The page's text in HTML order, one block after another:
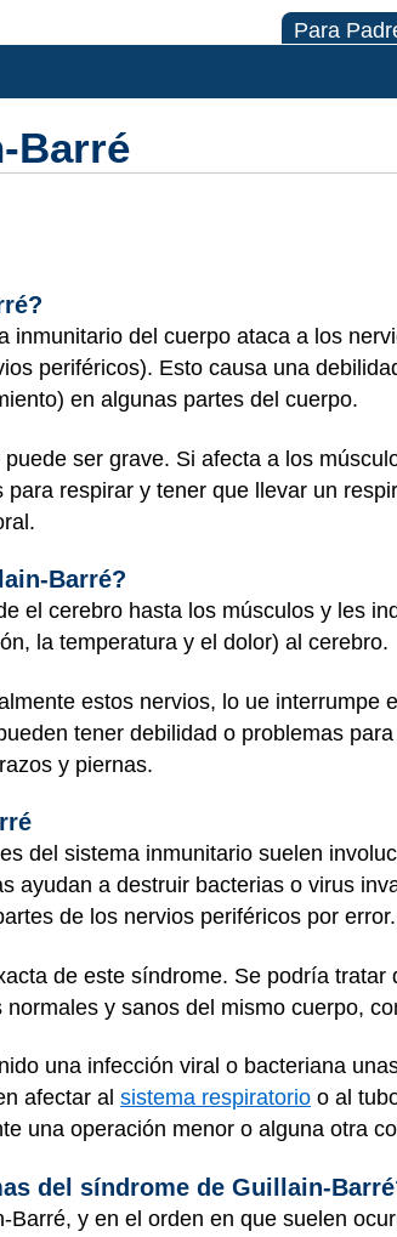
Para
Barré
inmunitario del cuerpo ataca a los
periféricos). Esto causa una
en algunas partes del cuerpo.
ser grave. Si afecta a los
respirar y tener que llevar un
Barré?
el cerebro hasta los músculos y les
la temperatura y el dolor) al cerebro.
estos nervios, lo ue interrumpe
tener debilidad o problemas
y piernas.
del sistema inmunitario suelen
ayudan a destruir bacterias o virus
de los nervios periféricos por error.
de este síndrome. Se podría
y sanos del mismo cuerpo,
una infección viral o bacteriana
afectar al sistema respiratorio o al
una operación menor o alguna otra
del síndrome de Guillain-
y en el orden en que suelen